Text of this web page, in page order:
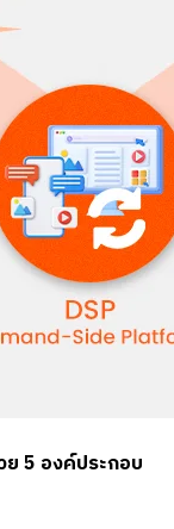
5 องค์ประกอบ